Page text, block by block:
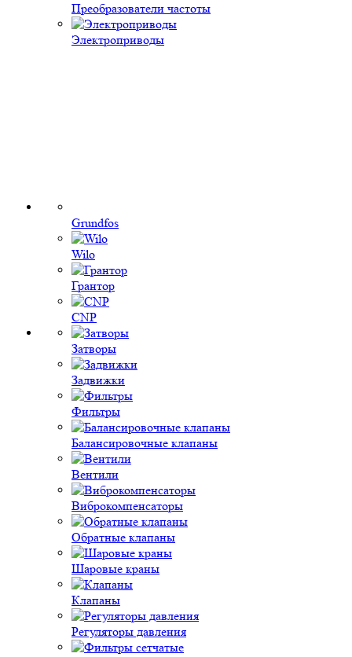
Преобразователи частоты
Электроприводы
Grundfos
Wilo
Грантор
CNP
Затворы
Задвижки
Фильтры
Балансировочные клапаны
Вентили
Виброкомпенсаторы
Обратные клапаны
Шаровые краны
Клапаны
Регуляторы давления